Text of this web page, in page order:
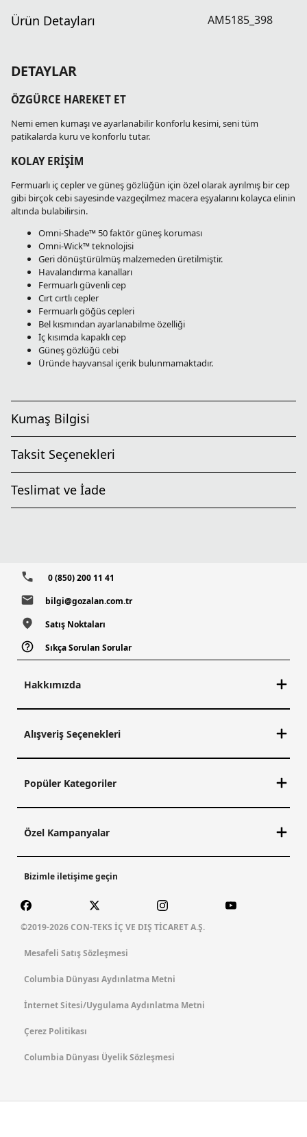
Ürün Detayları AM5185_398
DETAYLAR
ÖZGÜRCE HAREKET ET
Nemi emen kumaşı ve ayarlanabilir konforlu kesimi, seni tüm
patikalarda kuru ve konforlu tutar.
KOLAY ERİŞİM
Fermuarlı iç cepler ve güneş gözlüğün için özel olarak ayrılmış bir cep
gibi birçok cebi sayesinde vazgeçilmez macera eşyalarını kolayca elinin
altında bulabilirsin.
Omni-Shade™ 50 faktör güneş koruması
Omni-Wick™ teknolojisi
Geri dönüştürülmüş malzemeden üretilmiştir.
Havalandırma kanalları
Fermuarlı güvenli cep
Cırt cırtlı cepler
Fermuarlı göğüs cepleri
Bel kısmından ayarlanabilme özelliği
İç kısımda kapaklı cep
Güneş gözlüğü cebi
Üründe hayvansal içerik bulunmamaktadır.
Kumaş Bilgisi
Taksit Seçenekleri
Teslimat ve İade
0 (850) 200 11 41
bilgi@gozalan.com.tr
Satış Noktaları
Sıkça Sorulan Sorular
Hakkımızda
Alışveriş Seçenekleri
Popüler Kategoriler
Özel Kampanyalar
Bizimle iletişime geçin
©2019-2026 CON-TEKS İÇ VE DIŞ TİCARET A.Ş.
Mesafeli Satış Sözleşmesi
Columbia Dünyası Aydınlatma Metni
İnternet Sitesi/Uygulama Aydınlatma Metni
Çerez Politikası
Columbia Dünyası Üyelik Sözleşmesi